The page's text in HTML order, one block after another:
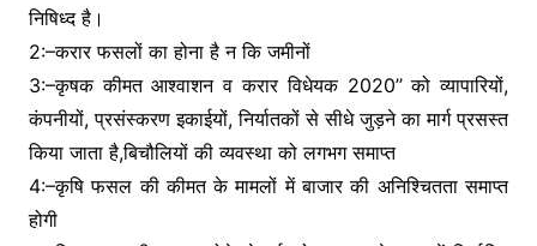
निषिध्द है।
2:–करार फसलों का होना है न कि जमीनों
3:–कृषक कीमत आश्वाशन व करार विधेयक 2020’’ को व्यापारियों,
कंपनीयों, प्रसंस्करण इकाईयों, निर्यातकों से सीधे जुड़ने का मार्ग प्रसस्त
किया जाता है,बिचौलियों की व्यवस्था को लगभग समाप्त
4:–कृषि फसल की कीमत के मामलों में बाजार की अनिश्चितता समाप्त
होगी